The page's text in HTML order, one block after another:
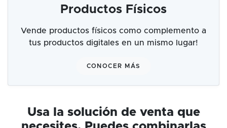
Productos Físicos
Vende productos físicos como complemento a
tus productos digitales en un mismo lugar!
CONOCER MÁS
Usa la solución de venta que